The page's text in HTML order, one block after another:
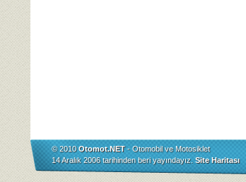
© 2010Otomot.NET- Otomobil ve Motosiklet
14 Aralık 2006 tarihinden beri yayındayız. Site Haritası